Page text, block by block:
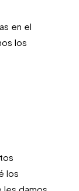
en el
los
los